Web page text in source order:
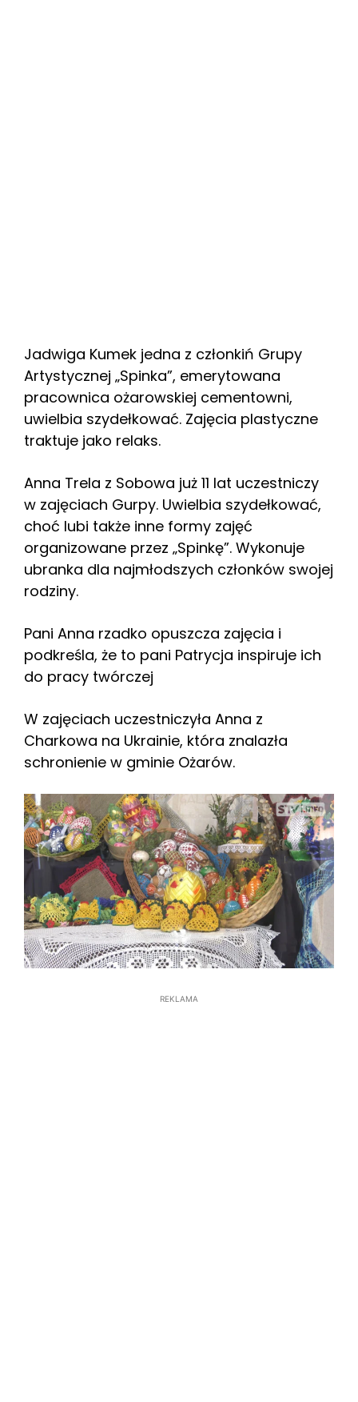
Jadwiga Kumek jedna z członkiń Grupy
Artystycznej „Spinka”, emerytowana
pracownica ożarowskiej cementowni,
uwielbia szydełkować. Zajęcia plastyczne
traktuje jako relaks.
Anna Trela z Sobowa już 11 lat uczestniczy
w zajęciach Gurpy. Uwielbia szydełkować,
choć lubi także inne formy zajęć
organizowane przez „Spinkę”. Wykonuje
ubranka dla najmłodszych członków swojej
rodziny.
Pani Anna rzadko opuszcza zajęcia i
podkreśla, że to pani Patrycja inspiruje ich
do pracy twórczej
W zajęciach uczestniczyła Anna z
Charkowa na Ukrainie, która znalazła
schronienie w gminie Ożarów.
REKLAMA